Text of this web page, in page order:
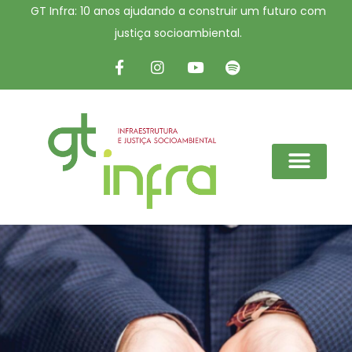
GT Infra: 10 anos ajudando a construir um futuro com
justiça socioambiental.